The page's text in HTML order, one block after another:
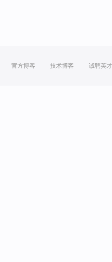
官方博客 技术博客 诚聘英才